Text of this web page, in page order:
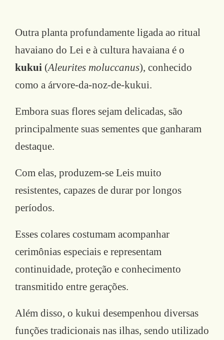
Outra planta profundamente ligada ao ritual
havaiano do Lei e à cultura havaiana é o
kukui (Aleurites moluccanus), conhecido
como a árvore-da-noz-de-kukui.
Embora suas flores sejam delicadas, são
principalmente suas sementes que ganharam
destaque.
Com elas, produzem-se Leis muito
resistentes, capazes de durar por longos
períodos.
Esses colares costumam acompanhar
cerimônias especiais e representam
continuidade, proteção e conhecimento
transmitido entre gerações.
Além disso, o kukui desempenhou diversas
funções tradicionais nas ilhas, sendo utilizado